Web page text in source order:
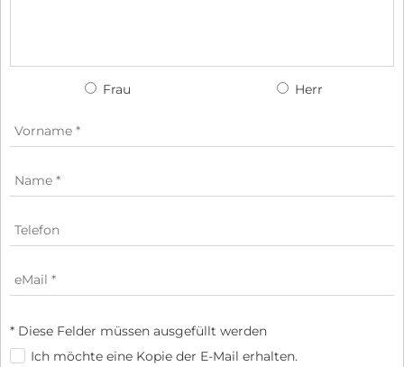
Frau Herr
* Diese Felder müssen ausgefüllt werden
Ich möchte eine Kopie der E-Mail erhalten.